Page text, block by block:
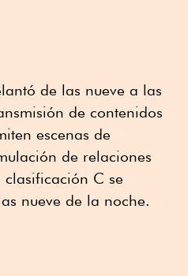
de las nueve a las
de contenidos
escenas de
de relaciones
clasificación C se
nueve de la noche.